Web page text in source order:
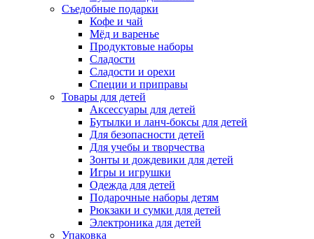
Съедобные подарки
Кофе и чай
Мёд и варенье
Продуктовые наборы
Сладости
Сладости и орехи
Специи и приправы
Товары для детей
Аксессуары для детей
Бутылки и ланч-боксы для детей
Для безопасности детей
Для учебы и творчества
Зонты и дождевики для детей
Игры и игрушки
Одежда для детей
Подарочные наборы детям
Рюкзаки и сумки для детей
Электроника для детей
Упаковка